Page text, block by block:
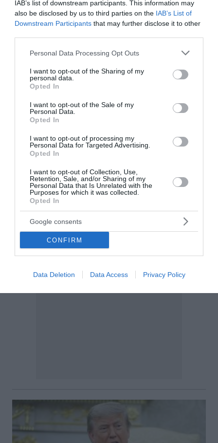
IAB’s list of downstream participants. This information may
also be disclosed by us to third parties on the IAB’s List of
Downstream Participants that may further disclose it to other
Please note that this website/app uses one or more Google
not limited to your visit or usage behaviour. You may click to
grant or deny consent to Google and its third-party tags to
use your data for below specified purposes in below Google
consent section.
Personal Data Processing Opt Outs
I want to opt-out of the Sharing of my
personal data.
Opted In
I want to opt-out of the Sale of my
Personal Data.
Opted In
I want to opt-out of processing my
Personal Data for Targeted Advertising.
Opted In
I want to opt-out of Collection, Use,
Retention, Sale, and/or Sharing of my
Personal Data that Is Unrelated with the
Purposes for which it was collected.
Opted In
Google consents
CONFIRM
Data Deletion Data Access Privacy Policy
Συναγερμός σήμανε το απόγευμα της Πέμπτης στο
Γκελζενκίρχεν της Βόρειας Ρηνανίας-Βεστφαλίας
στη Γερμανία. Μεγάλη επιχείρηση των υπηρεσιών
έκτακτης ανάγκης στήθηκε, μετά από σφοδρή
σύγκρουση δύο τραμ κοντά στο γ...